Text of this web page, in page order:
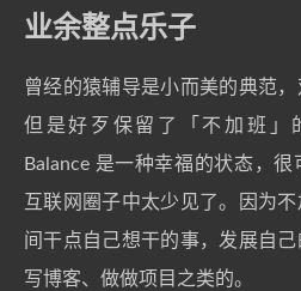
业余整点乐子
曾经的猿辅导是小而美的典范，
但是好歹保留了「不加班」
Balance 是一种幸福的状态，
互联网圈子中太少见了。因为
间干点自己想干的事，发展自
写博客、做做项目之类的。